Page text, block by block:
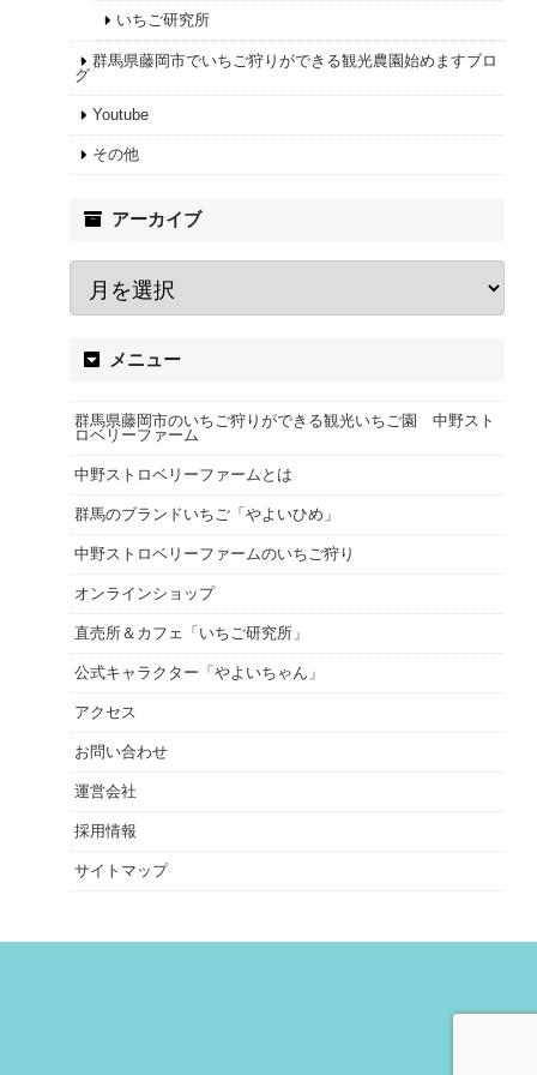
いちご研究所
群馬県藤岡市でいちご狩りができる観光農園始めますブロ
グ
Youtube
その他
アーカイブ
メニュー
群馬県藤岡市のいちご狩りができる観光いちご園 中野スト
ロベリーファーム
中野ストロベリーファームとは
群馬のブランドいちご「やよいひめ」
中野ストロベリーファームのいちご狩り
オンラインショップ
直売所＆カフェ「いちご研究所」
公式キャラクター「やよいちゃん」
アクセス
お問い合わせ
運営会社
採用情報
サイトマップ